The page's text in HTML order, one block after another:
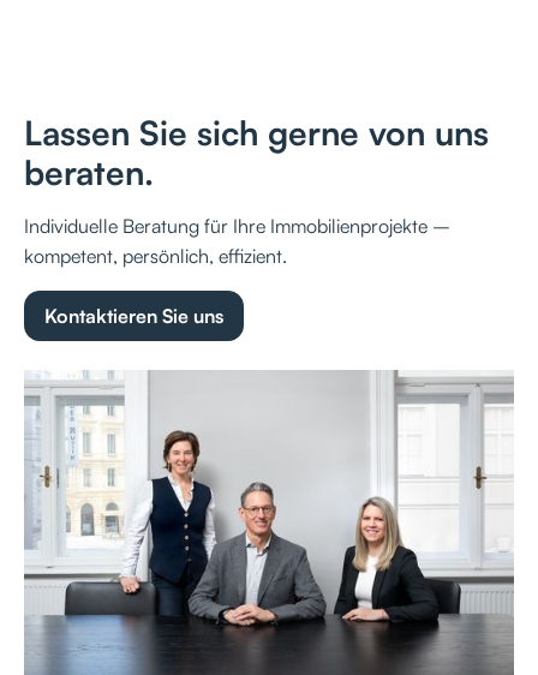
Lassen Sie sich gerne von uns
beraten.
Individuelle Beratung für Ihre Immobilienprojekte –
kompetent, persönlich, effizient.
Kontaktieren Sie uns